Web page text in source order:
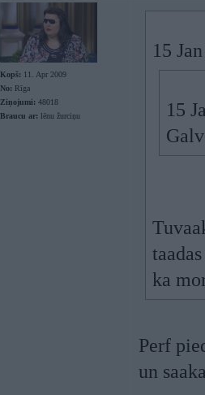
Kopš: 11. Apr 2009
No: Rīga
Ziņojumi: 48018
Braucu ar: lēnu žurciņu
15
15
ka
Perf
un